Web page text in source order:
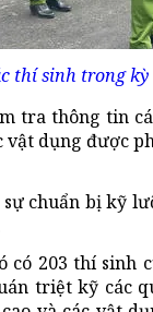
thí sinh trong kỳ
thông tin
dụng được
chuẩn bị kỹ
203 thí sinh
triệt kỹ các